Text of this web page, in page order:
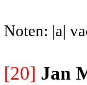
Noten: |a|
[20] Jan